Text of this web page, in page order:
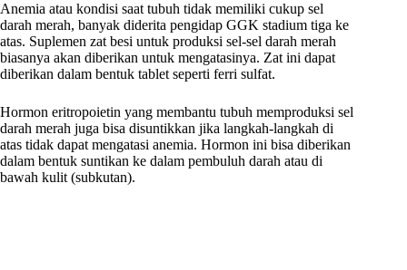
Anemia atau kondisi saat tubuh tidak memiliki cukup sel
darah merah, banyak diderita pengidap GGK stadium tiga ke
atas. Suplemen zat besi untuk produksi sel-sel darah merah
biasanya akan diberikan untuk mengatasinya. Zat ini dapat
diberikan dalam bentuk tablet seperti ferri sulfat.
Hormon eritropoietin yang membantu tubuh memproduksi sel
darah merah juga bisa disuntikkan jika langkah-langkah di
atas tidak dapat mengatasi anemia. Hormon ini bisa diberikan
dalam bentuk suntikan ke dalam pembuluh darah atau di
bawah kulit (subkutan).